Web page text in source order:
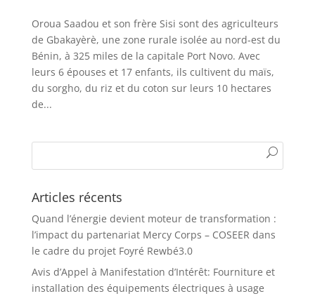
Oroua Saadou et son frère Sisi sont des agriculteurs
de Gbakayèrè, une zone rurale isolée au nord-est du
Bénin, à 325 miles de la capitale Port Novo. Avec
leurs 6 épouses et 17 enfants, ils cultivent du maïs,
du sorgho, du riz et du coton sur leurs 10 hectares
de...
Articles récents
Quand l’énergie devient moteur de transformation :
l’impact du partenariat Mercy Corps – COSEER dans
le cadre du projet Foyré Rewbé3.0
Avis d’Appel à Manifestation d’Intérêt: Fourniture et
installation des équipements électriques à usage